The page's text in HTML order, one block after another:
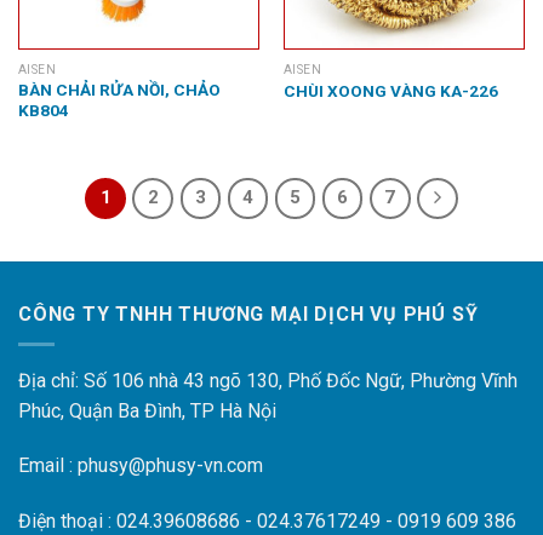
AISEN
BÀN CHẢI RỬA NỒI, CHẢO
KB804
AISEN
CHÙI XOONG VÀNG KA-226
1 2 3 4 5 6 7
CÔNG TY TNHH THƯƠNG MẠI DỊCH VỤ PHÚ SỸ
Địa chỉ: Số 106 nhà 43 ngõ 130, Phố Đốc Ngữ, Phường Vĩnh
Phúc, Quận Ba Đình, TP Hà Nội
Email : phusy@phusy-vn.com
Điện thoại : 024.39608686 - 024.37617249 - 0919 609 386